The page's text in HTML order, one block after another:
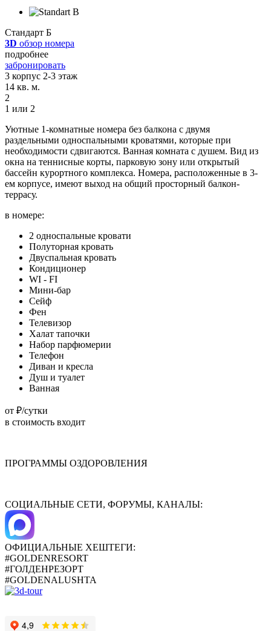
Стандарт Б
3D обзор номера
подробнее
забронировать
3 корпус 2-3 этаж
14 кв. м.
2
1 или 2
Уютные 1-комнатные номера без балкона с двумя
раздельными односпальными кроватями, которые при
необходимости сдвигаются. Ванная комната с душем. Вид из
окна на теннисные корты, парковую зону или открытый
бассейн курортного комплекса. Номера, расположенные в 3-
ем корпусе, имеют выход на общий просторный балкон-
террасу.
в номере:
2 односпальные кровати
Полуторная кровать
Двуспальная кровать
Кондиционер
WI - FI
Мини-бар
Сейф
Фен
Телевизор
Халат тапочки
Набор парфюмерии
Телефон
Диван и кресла
Душ и туалет
Ванная
от ₽/сутки
в стоимость входит
ПРОГРАММЫ ОЗДОРОВЛЕНИЯ
СОЦИАЛЬНЫЕ СЕТИ, ФОРУМЫ, КАНАЛЫ:
ОФИЦИАЛЬНЫЕ ХЕШТЕГИ:
#GOLDENRESORT
#ГОЛДЕНРЕЗОРТ
#GOLDENALUSHTA